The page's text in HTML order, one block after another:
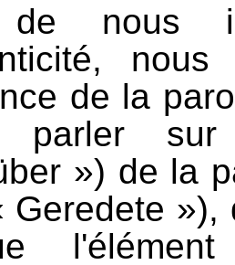
de nous
de la
sur
») de la
Geredete